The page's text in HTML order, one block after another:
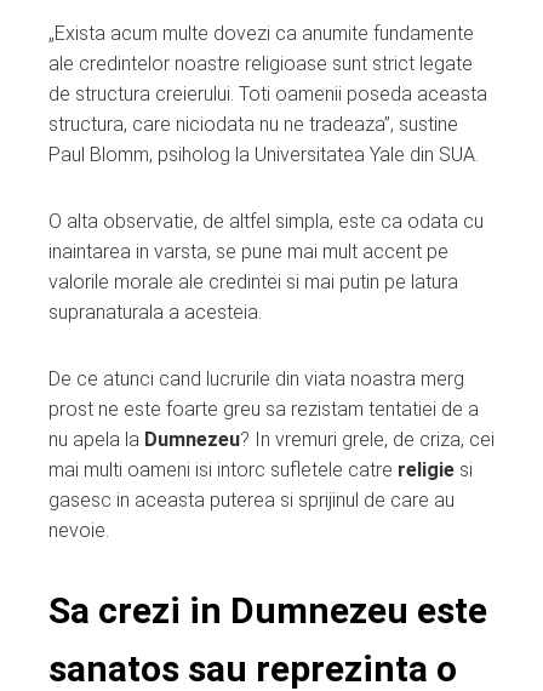
„Exista acum multe dovezi ca anumite fundamente
ale credintelor noastre religioase sunt strict legate
de structura creierului. Toti oamenii poseda aceasta
structura, care niciodata nu ne tradeaza”, sustine
Paul Blomm, psiholog la Universitatea Yale din SUA.
O alta observatie, de altfel simpla, este ca odata cu
inaintarea in varsta, se pune mai mult accent pe
valorile morale ale credintei si mai putin pe latura
supranaturala a acesteia.
De ce atunci cand lucrurile din viata noastra merg
prost ne este foarte greu sa rezistam tentatiei de a
nu apela la Dumnezeu? In vremuri grele, de criza, cei
mai multi oameni isi intorc sufletele catre religie si
gasesc in aceasta puterea si sprijinul de care au
nevoie.
Sa crezi in Dumnezeu este
sanatos sau reprezinta o